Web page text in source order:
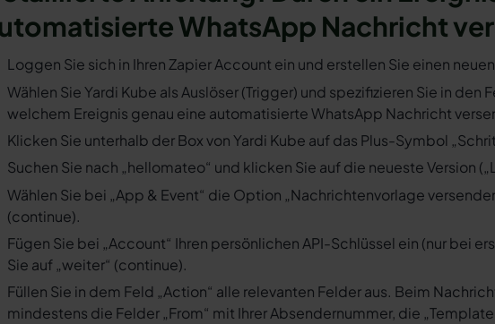
WhatsApp Nachricht
Loggen Sie sich in Ihren Zapier Account ein und erstellen Sie einen
Wählen Sie Yardi Kube als Auslöser (Trigger) und spezifizieren Sie in
welchem Ereignis genau eine automatisierte WhatsApp Nachricht
Klicken Sie unterhalb der Box von Yardi Kube auf das Plus-Symbol
Suchen Sie nach „hellomateo“ und klicken Sie auf die neueste Version
Wählen Sie bei „App & Event“ die Option „Nachrichtenvorlage
(continue).
Fügen Sie bei „Account“ Ihren persönlichen API-Schlüssel ein (nur bei
Sie auf „weiter“ (continue).
Füllen Sie in dem Feld „Action“ alle relevanten Felder aus. Beim
mindestens die Felder „From“ mit Ihrer Absendernummer, die